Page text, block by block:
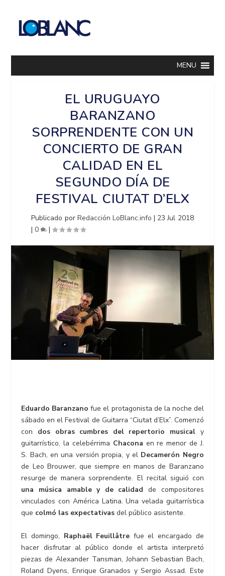
MENU
EL URUGUAYO
BARANZANO
SORPRENDENTE CON UN
CONCIERTO DE GRAN
CALIDAD EN EL
SEGUNDO DÍA DE
FESTIVAL CIUTAT D’ELX
Publicado por Redacción LoBlanc.info | 23 Jul 2018
|0 |
Eduardo Baranzano fue el protagonista de la noche del
sábado en el Festival de Guitarra “Ciutat d’Elx”. Comenzó
con dos obras cumbres del repertorio musical y
guitarrístico, la celebérrima Chacona en re menor de J.
S. Bach, en una versión propia, y el Decamerón Negro
de Leo Brouwer, que siempre en manos de Baranzano
resurge de manera sorprendente. El recital siguió con
una música amable y de calidad de compositores
vinculados con América Latina. Una velada guitarrística
que colmó las expectativas del público asistente.
El domingo, Raphaël Feuillâtre fue el encargado de
hacer disfrutar al público donde el artista interpretó
piezas de Alexander Tansman, Johann Sebastian Bach,
Roland Dyens, Enrique Granados y Sergio Assad. Este